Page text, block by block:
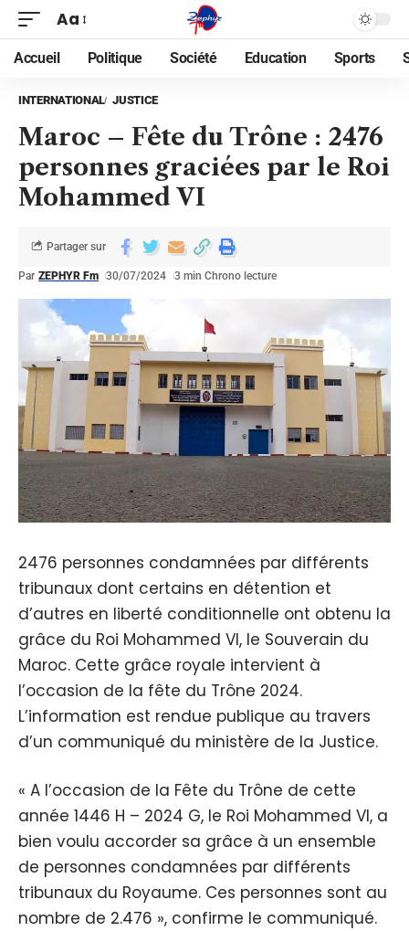
Aa
Accueil Politique Société Education Sports
INTERNATIONAL JUSTICE
Maroc – Fête du Trône : 2476
personnes graciées par le Roi
Mohammed VI
Par ZEPHYR Fm 30/07/2024 3 min Chrono lecture
Partager sur
2476 personnes condamnées par différents
tribunaux dont certains en détention et
d’autres en liberté conditionnelle ont obtenu la
grâce du Roi Mohammed VI, le Souverain du
Maroc. Cette grâce royale intervient à
l’occasion de la fête du Trône 2024.
L’information est rendue publique au travers
d’un communiqué du ministère de la Justice.
« A l’occasion de la Fête du Trône de cette
année 1446 H – 2024 G, le Roi Mohammed VI, a
bien voulu accorder sa grâce à un ensemble
de personnes condamnées par différents
tribunaux du Royaume. Ces personnes sont au
nombre de 2.476 », confirme le communiqué.